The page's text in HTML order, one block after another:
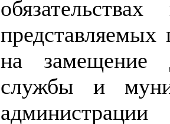
на замещение
службы и